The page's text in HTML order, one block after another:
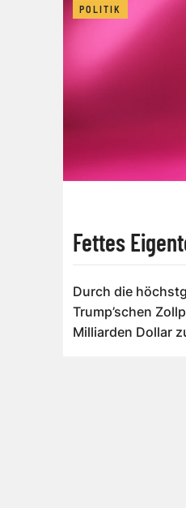
POLITIK
Fettes
Durch die
Trump’schen
Milliarden Dollar